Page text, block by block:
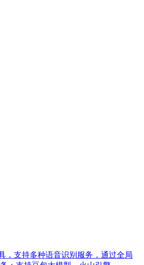
，支持多种语音识别服务，通过全局